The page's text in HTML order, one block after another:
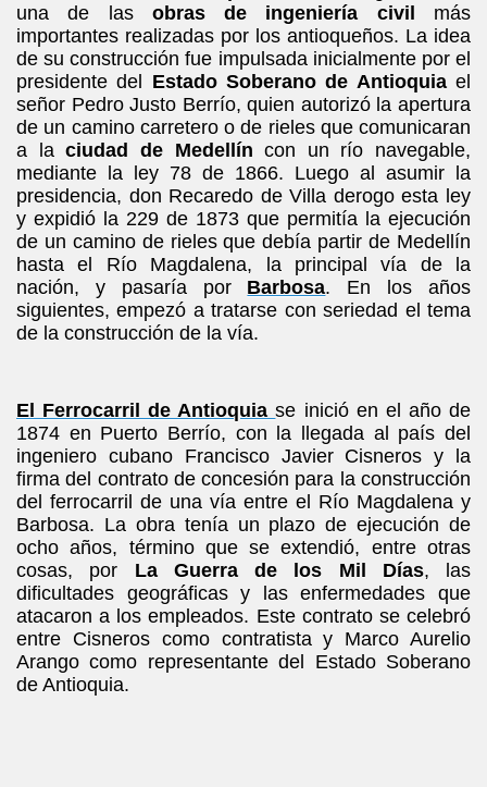
una de las obras de ingeniería civil
más
importantes realizadas por los antioqueños. La idea
de su construcción fue impulsada inicialmente por el
presidente del Estado Soberano de Antioquiael
señor Pedro Justo Berrío, quien autorizó la apertura
de un camino carretero o de rieles que comunicaran
a laciudad de Medellín con un río navegable,
mediante la ley 78 de 1866. Luego al asumir la
presidencia, don Recaredo de Villa derogo esta ley
y expidió la 229 de 1873 que permitía la ejecución
de un camino de rieles que debía partir de Medellín
hasta el Río Magdalena, la principal vía de la
nación, y pasaría por Barbosa. En los años
siguientes, empezó a tratarse con seriedad el tema
de la construcción de la vía.
El Ferrocarril de Antioquiase inició en el año de
1874 en Puerto Berrío, con la llegada al país del
ingeniero cubano Francisco Javier Cisneros y la
firma del contrato de concesión para la construcción
del ferrocarril de una vía entre el Río Magdalena y
Barbosa. La obra tenía un plazo de ejecución de
ocho años, término que se extendió, entre otras
cosas, por La Guerra de los Mil Días, las
dificultades geográficas y las enfermedades que
atacaron a los empleados. Este contrato se celebró
entre Cisneros como contratista y Marco Aurelio
Arango como representante del Estado Soberano
de Antioquia.